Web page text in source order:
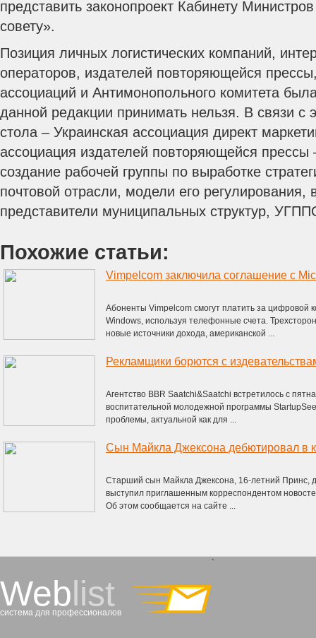
представить законопроект Кабинету
совету».
Позиция личных логистических компаний,
операторов, издателей повторяющейся
ассоциаций и Антимонопольного комитета
данной редакции принимать нельзя. В связи с
стола – Украинская ассоциация директ
ассоциация издателей повторяющейся прессы
создание рабочей группы по выработке
почтовой отрасли, модели его регулирования,
представители муниципальных структур,
Похожие статьи:
Vimpelcom заключила соглашение с
Абоненты Vimpelcom смогут платить за цифровой
Windows, используя телефонные счета.
новые источники дохода, американской ...
Рекламщики борются с
Агентство BBR Saatchi&Saatchi встретилось с
воспитательной молодежной программы
проблемы, актуальной как для ...
Сын Майкла Джексона дебютировал в
Старший сын Майкла Джексона, 16-летний Принс,
выступил приглашенным корреспондентом
Об этом сообщается на сайте ...
Weblist
система для профессионалов
`